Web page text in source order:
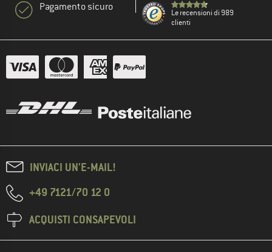
Pagamento sicuro
Le recensioni di 989
clienti
INVIACI UN'E-MAIL!
+49 7121/70 12 0
ACQUISTI CONSAPEVOLI